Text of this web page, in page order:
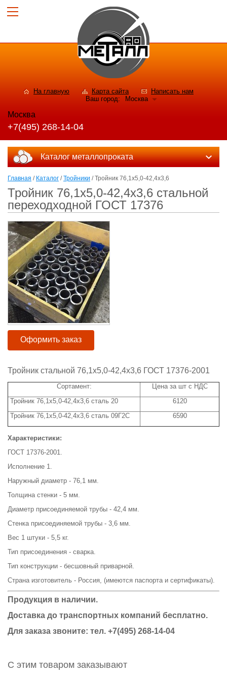
На главную Карта сайта
Написать нам
Ваш город:
Москва
Москва
+7(495) 268-14-04
Каталог металлопроката
Главная / Каталог /Тройники / Тройник 76,1х5,0-42,4х3,6
Тройник 76,1х5,0-42,4х3,6 стальной
переходходной ГОСТ 17376
Оформить заказ
Тройник стальной 76,1х5,0-42,4х3,6 ГОСТ 17376-2001
Сортамент:
Цена за шт с НДС
Тройник 76,1х5,0-42,4х3,6 сталь 20
6120
Тройник 76,1х5,0-42,4х3,6 сталь 09Г2С
6590
Характеристики:
ГОСТ 17376-2001.
Исполнение 1.
Наружный диаметр - 76,1 мм.
Толщина стенки - 5 мм.
Диаметр присоединяемой трубы - 42,4 мм.
Стенка присоединяемой трубы - 3,6 мм.
Вес 1 штуки - 5,5 кг.
Тип присоединения - сварка.
Тип конструкции - бесшовный приварной.
Страна изготовитель - Россия, (имеются паспорта и сертификаты).
Продукция в наличии.
Доставка до транспортных компаний бесплатно.
Для заказа звоните: тел. +7(495) 268-14-04
С этим товаром заказывают